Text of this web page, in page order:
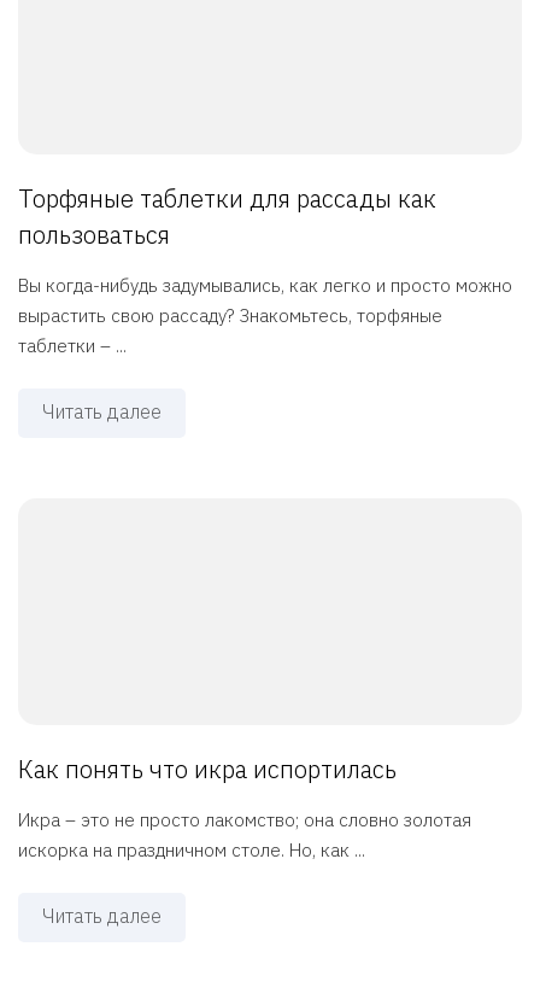
Торфяные таблетки для рассады как
пользоваться
Вы когда-нибудь задумывались, как легко и просто можно
вырастить свою рассаду? Знакомьтесь, торфяные
таблетки – ...
Читать далее
Как понять что икра испортилась
Икра – это не просто лакомство; она словно золотая
искорка на праздничном столе. Но, как ...
Читать далее